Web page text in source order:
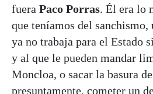
fuera Paco Porras. Él era lo
que teníamos del
ya no trabaja para el Estado
y al que le pueden mandar
Moncloa, o sacar la basura
presuntamente, cometer un